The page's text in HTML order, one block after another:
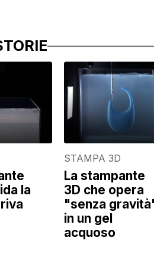
la
STAMPA 3D
La stampante
3D che opera
"senza
in un gel
acquoso